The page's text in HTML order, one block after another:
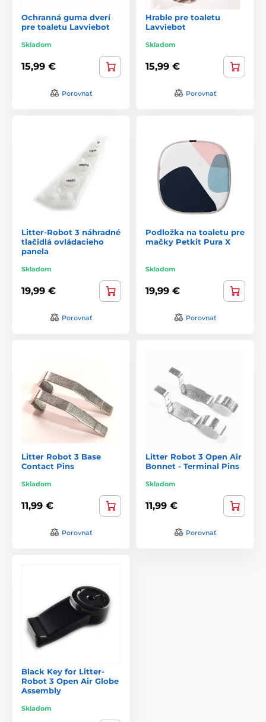
Ochranná guma dverí
pre toaletu Lavviebot
Skladom
15,99 €
Porovnať
Hrable pre toaletu
Lavviebot
Skladom
15,99 €
Porovnať
Litter-Robot 3 náhradné
tlačidlá ovládacieho
panela
Skladom
19,99 €
Porovnať
Podložka na toaletu pre
mačky Petkit Pura X
Skladom
19,99 €
Porovnať
Litter Robot 3 Base
Contact Pins
Skladom
11,99 €
Porovnať
Litter Robot 3 Open Air
Bonnet - Terminal Pins
Skladom
11,99 €
Porovnať
Black Key for Litter-
Robot 3 Open Air Globe
Assembly
Skladom